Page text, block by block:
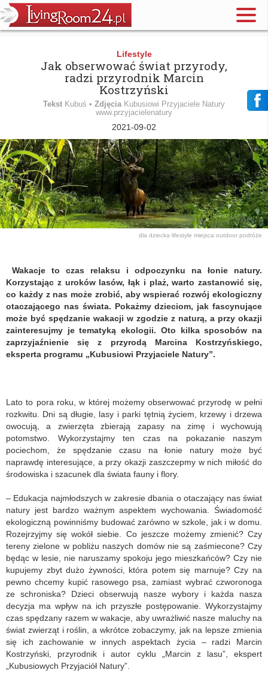
Lifestyle
Jak obserwować świat przyrody,
radzi przyrodnik Marcin
Kostrzyński
Tekst Kubuś • Zdjęcia Kubusiowi Przyjaciele Natury
www.przyjacielenatury
2021-09-02
dla dziecka lifestyle miejsca outdoor podróże
Wakacje to czas relaksu i odpoczynku na łonie natury.
Korzystając z uroków lasów, łąk i plaż, warto zastanowić się,
co każdy z nas może zrobić, aby wspierać rozwój ekologiczny
otaczającego nas świata. Pokażmy dzieciom, jak fascynujące
może być spędzanie wakacji w zgodzie z naturą, a przy okazji
zainteresujmy je tematyką ekologii. Oto kilka sposobów na
zaprzyjaźnienie się z przyrodą Marcina Kostrzyńskiego,
eksperta programu „Kubusiowi Przyjaciele Natury”.
Lato to pora roku, w której możemy obserwować przyrodę w pełni
rozkwitu. Dni są długie, lasy i parki tętnią życiem, krzewy i drzewa
owocują, a zwierzęta zbierają zapasy na zimę i wychowują
potomstwo. Wykorzystajmy ten czas na pokazanie naszym
pociechom, że spędzanie czasu na łonie natury może być
naprawdę interesujące, a przy okazji zaszczepmy w nich miłość do
środowiska i szacunek dla świata fauny i flory.
– Edukacja najmłodszych w zakresie dbania o otaczający nas świat
natury jest bardzo ważnym aspektem wychowania. Świadomość
ekologiczną powinniśmy budować zarówno w szkole, jak i w domu.
Rozejrzyjmy się wokół siebie. Co jeszcze możemy zmienić? Czy
tereny zielone w pobliżu naszych domów nie są zaśmiecone? Czy
będąc w lesie, nie naruszamy spokoju jego mieszkańców? Czy nie
kupujemy zbyt dużo żywności, która potem się marnuje? Czy na
pewno chcemy kupić rasowego psa, zamiast wybrać czworonoga
ze schroniska? Dzieci obserwują nasze wybory i każda nasza
decyzja ma wpływ na ich przyszłe postępowanie. Wykorzystajmy
czas spędzany razem w wakacje, aby uwrażliwić nasze maluchy na
świat zwierząt i roślin, a wkrótce zobaczymy, jak na lepsze zmienia
się ich zachowanie w innych aspektach życia – radzi Marcin
Kostrzyński, przyrodnik i autor cyklu „Marcin z lasu”, ekspert
„Kubusiowych Przyjaciół Natury”.